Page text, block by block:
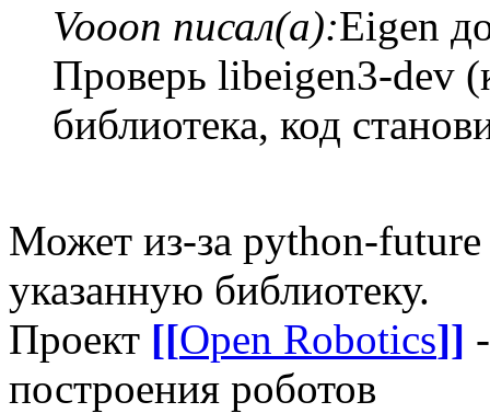
Vooon писал(а):Eigen
Проверь libeigen3-dev
библиотека, код
Может из-за python-future
указанную библиотеку.
Проект [[Open Robotics]]
построения роботов